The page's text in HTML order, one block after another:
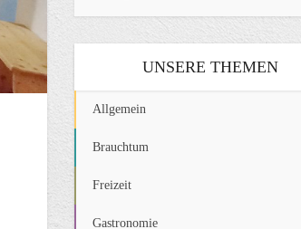
UNSERE THEMEN
Allgemein
Brauchtum
Freizeit
Gastronomie